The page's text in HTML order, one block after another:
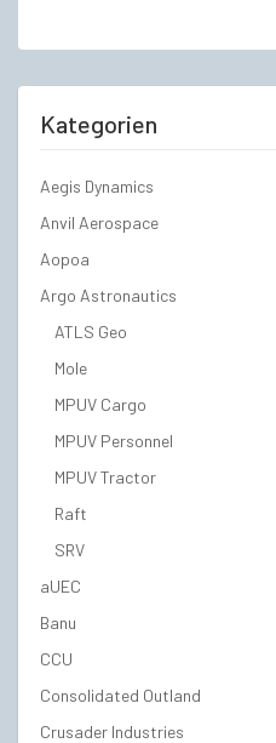
Kategorien
Aegis Dynamics
Anvil Aerospace
Aopoa
Argo Astronautics
ATLS Geo
Mole
MPUV Cargo
MPUV Personnel
MPUV Tractor
Raft
SRV
aUEC
Banu
CCU
Consolidated Outland
Crusader Industries